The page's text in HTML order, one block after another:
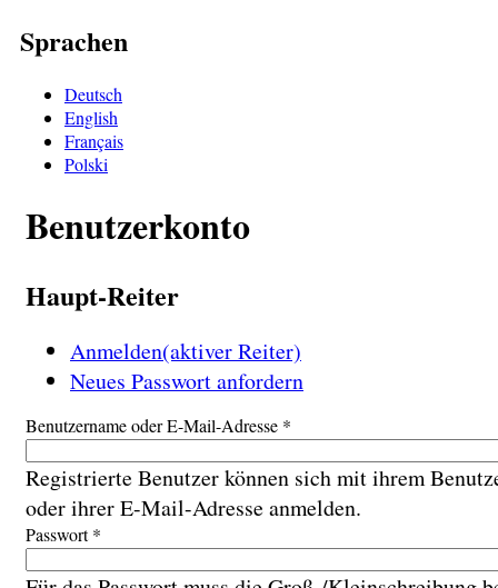
Sprachen
Deutsch
English
Français
Polski
Benutzerkonto
Haupt-Reiter
Anmelden(aktiver Reiter)
Neues Passwort anfordern
Benutzername oder E-Mail-Adresse *
Registrierte Benutzer können sich mit ihrem
oder ihrer E-Mail-Adresse anmelden.
Passwort*